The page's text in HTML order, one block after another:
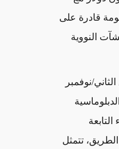
المنظومة قادرة على
النووية
نوفمبر
تتمثل